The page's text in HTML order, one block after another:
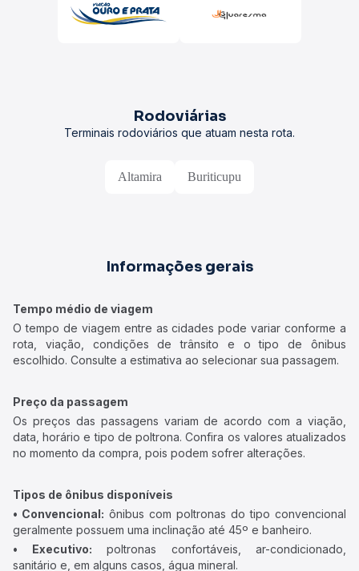
Rodoviárias
Terminais rodoviários que atuam nesta rota.
Altamira Buriticupu
Informações gerais
Tempo médio de viagem
O tempo de viagem entre as cidades pode variar conforme a
rota, viação, condições de trânsito e o tipo de ônibus
escolhido. Consulte a estimativa ao selecionar sua passagem.
Preço da passagem
Os preços das passagens variam de acordo com a viação,
data, horário e tipo de poltrona. Confira os valores atualizados
no momento da compra, pois podem sofrer alterações.
Tipos de ônibus disponíveis
• Convencional: ônibus com poltronas do tipo convencional
geralmente possuem uma inclinação até 45º e banheiro.
• Executivo: poltronas confortáveis, ar-condicionado,
sanitário e, em alguns casos, água mineral.